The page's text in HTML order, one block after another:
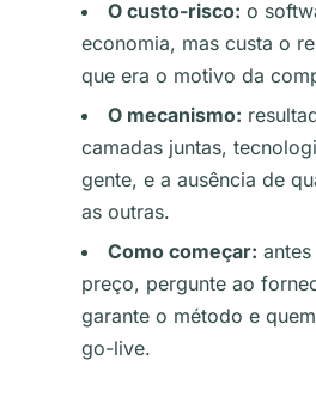
O custo-risco: o
economia, mas custa o
que era o motivo da
O mecanismo:
camadas juntas,
gente, e a ausência de
as outras.
Como começar:
preço, pergunte ao
garante o método e
go-live.